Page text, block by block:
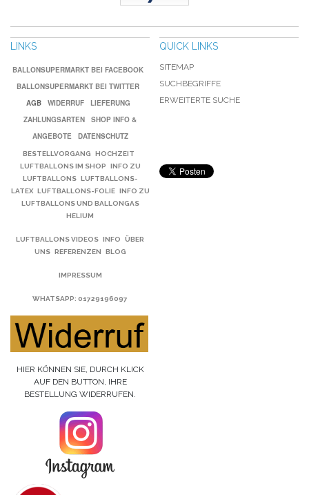
LINKS
BALLONSUPERMARKT BEI FACEBOOK
BALLONSUPERMARKT BEI TWITTER
AGB
WIDERRUF
LIEFERUNG
ZAHLUNGSARTEN
SHOP INFO &
ANGEBOTE
DATENSCHUTZ
BESTELLVORGANG
HOCHZEIT
LUFTBALLONS IM SHOP
INFO ZU
LUFTBALLONS LUFTBALLONS-
LATEX LUFTBALLONS-FOLIE INFO ZU
LUFTBALLONS UND BALLONGAS
HELIUM
LUFTBALLONS VIDEOS INFO
ÜBER
UNS REFERENZEN BLOG
IMPRESSUM
WHATSAPP: 01729196097
HIER KÖNNEN SIE, DURCH KLICK
AUF DEN BUTTON, IHRE
BESTELLUNG WIDERRUFEN.
QUICK LINKS
SITEMAP
SUCHBEGRIFFE
ERWEITERTE SUCHE